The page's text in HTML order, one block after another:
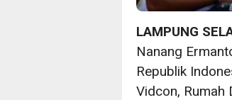
LAMPUNG
Nanang
Republik
Vidcon, Rumah